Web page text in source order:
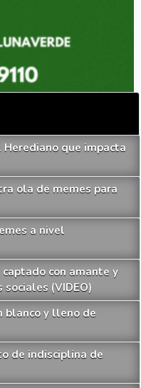
que impacta
ola de memes para
a nivel
con amante y
(VIDEO)
blanco y lleno de
de indisciplina de